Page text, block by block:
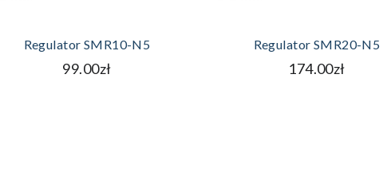
Regulator SMR10-N5
99.00zł
Regulator SMR20-N5
174.00zł